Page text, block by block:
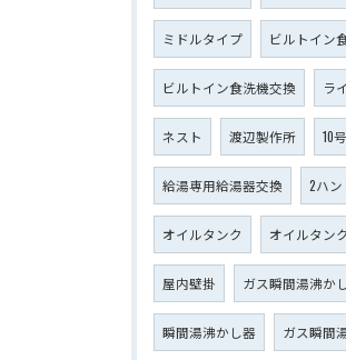
ミドルタイプ ビルトイン
ビルトイン食洗機交換 ラ
ネスト 渡辺製作所 10号
給湯専用給湯器交換 2ハン
オイルタンク オイルタン
屋内壁掛 ガス瞬間湯沸か
瞬間湯沸かし器 ガス瞬間